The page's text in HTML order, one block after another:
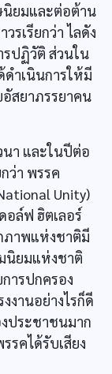
นิยมและต่อต้าน
รเรียกว่า ไลดัง
รปฏิวัติ ส่วนใน
ดำเนินการให้มี
อัสยาภรรยาคน
า และในปีต่อ
ว่า พรรค
Unity)
อล์ฟ ฮิตเลอร์
ภาพแห่งชาติมี
นิยมแห่งชาติ
ารปกครอง
านอย่างไรก็ดี
ประชาชนมาก
รคได้รับเสียง